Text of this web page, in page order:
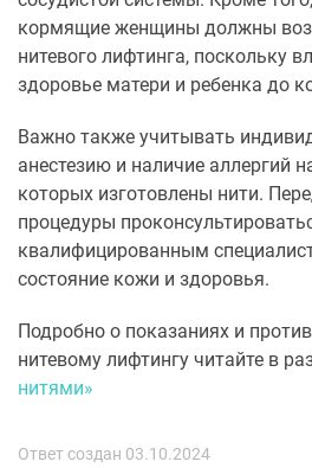
кормящие женщины должны
нитевого лифтинга, поскольку
здоровье матери и ребенка до
Важно также учитывать
анестезию и наличие аллергий
которых изготовлены нити.
процедуры
квалифицированным
состояние кожи и здоровья.
Подробно о показаниях и
нитевому лифтингу читайте в
нитями»
Ответ создан 03.10.2024